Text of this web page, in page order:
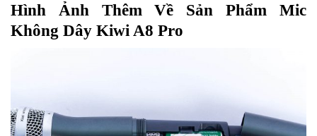
Hình Ảnh Thêm Về Sản Phẩm Mic
Không Dây Kiwi A8 Pro